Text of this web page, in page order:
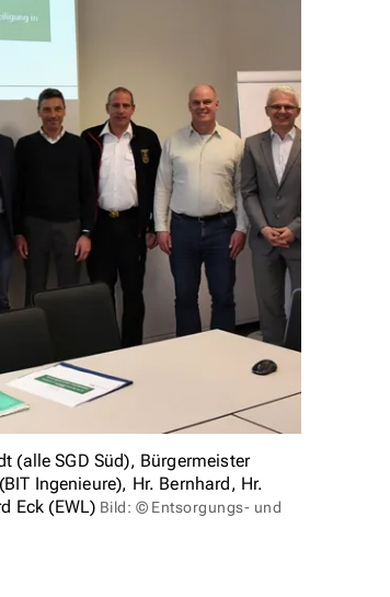
(alle SGD Süd), Bürgermeister
Ingenieure), Hr. Bernhard, Hr.
Eck (EWL) Bild: © Entsorgungs- und